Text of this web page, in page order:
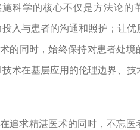
科学的核心不仅是方法论的
入与患者的沟通和照护；让优
的同时，始终保持对患者处境
术在基层应用的伦理边界、技
追求精湛医术的同时，不忘医